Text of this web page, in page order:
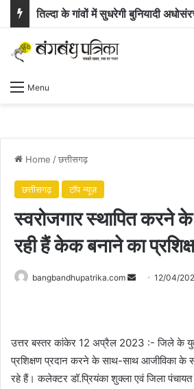
Menu
Home /छत्तीसगढ़
छत्तीसगढ़ टॉप न्यूज़
स्वरोजगार स्थापित करने
रही हैं केक बनाने का
bangbandhupatrika.com
Send12/04/
उत्तर बस्तर कांकेर 12 अप्रैल 2023 :- जिले के
प्रशिक्षण प्रदान करने के साथ-साथ आजीविका के
रहे हैं। कलेक्टर डॉ.प्रियंका शुक्ला एवं जिला